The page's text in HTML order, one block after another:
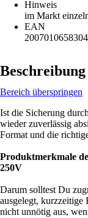
Hinweis
im Markt
EAN
2007010658304
Beschreibung
Bereich überspringen
Ist die Sicherung
wieder zuverlässig
Format und die
Produktmerkmale
250V
Darum solltest Du
ausgelegt, kurzzeitige
nicht unnötig aus,